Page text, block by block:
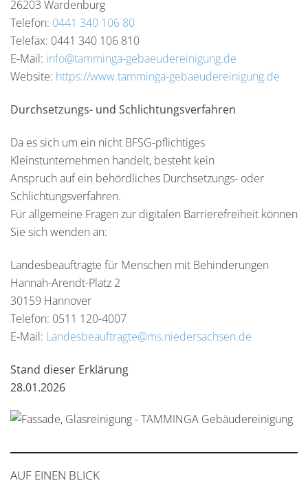
26203 Wardenburg
Telefon: 0441 340 106 80
Telefax: 0441 340 106 810
E-Mail: info@tamminga-gebaeudereinigung.de
Website: https://www.tamminga-gebaeudereinigung.de
Durchsetzungs- und Schlichtungsverfahren
Da es sich um ein nicht BFSG-pflichtiges
Kleinstunternehmen handelt, besteht kein
Anspruch auf ein behördliches Durchsetzungs- oder
Schlichtungsverfahren.
Für allgemeine Fragen zur digitalen Barrierefreiheit können
Sie sich wenden an:
Landesbeauftragte für Menschen mit Behinderungen
Hannah-Arendt-Platz 2
30159 Hannover
Telefon: 0511 120-4007
E-Mail: Landesbeauftragte@ms.niedersachsen.de
Stand dieser Erklärung
28.01.2026
AUF EINEN BLICK